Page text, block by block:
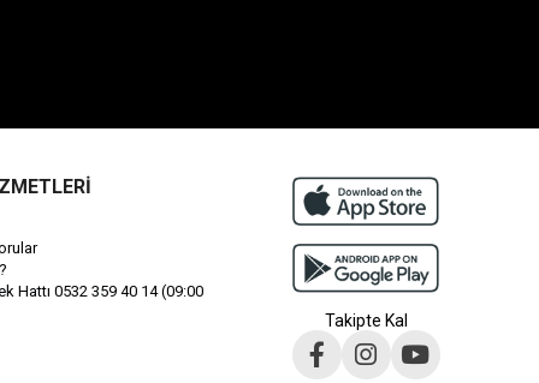
Hattı 0532 359 40 14 (09:00
Takipte Kal